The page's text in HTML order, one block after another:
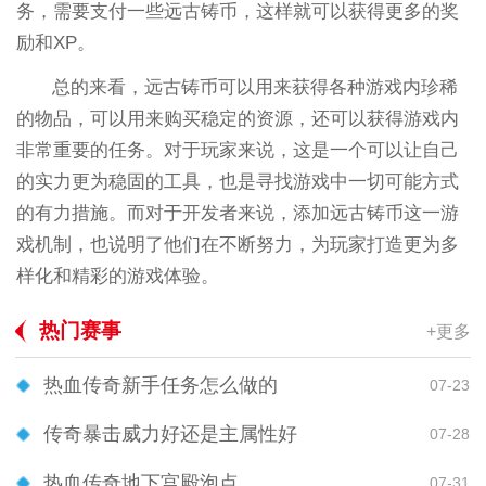
务，需要支付一些远古铸币，这样就可以获得更多的奖
励和XP。
总的来看，远古铸币可以用来获得各种游戏内珍稀
的物品，可以用来购买稳定的资源，还可以获得游戏内
非常重要的任务。对于玩家来说，这是一个可以让自己
的实力更为稳固的工具，也是寻找游戏中一切可能方式
的有力措施。而对于开发者来说，添加远古铸币这一游
戏机制，也说明了他们在不断努力，为玩家打造更为多
样化和精彩的游戏体验。
热门赛事 +更多
热血传奇新手任务怎么做的 07-23
传奇暴击威力好还是主属性好 07-28